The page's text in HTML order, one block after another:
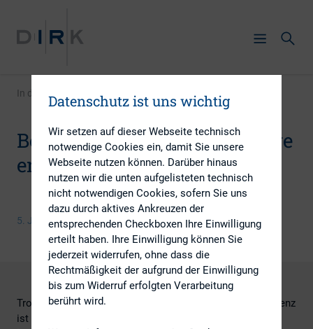
In den Medien Börsen-Zeitung Sonderbeilage erschienen
Börsen-Zeitung Sonderbeilage
erschienen
5. Juni 2020
Trotz des Corona-bedingten Ausfalls der 23. DIRK-Konferenz
ist auch in diesem Jahr die traditionelle Sonderbeilage
Datenschutz ist uns wichtig
Wir setzen auf dieser Webseite technisch
notwendige Cookies ein, damit Sie unsere
Webseite nutzen können. Darüber hinaus
nutzen wir die unten aufgelisteten technisch
nicht notwendigen Cookies, sofern Sie uns
dazu durch aktives Ankreuzen der
entsprechenden Checkboxen Ihre Einwilligung
erteilt haben. Ihre Einwilligung können Sie
jederzeit widerrufen, ohne dass die
Rechtmäßigkeit der aufgrund der Einwilligung
bis zum Widerruf erfolgten Verarbeitung
berührt wird.